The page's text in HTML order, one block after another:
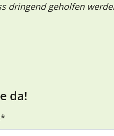
dringend geholfen
da!
*